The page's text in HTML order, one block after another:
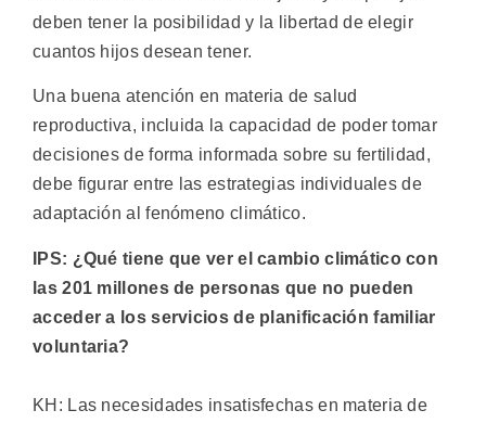
deben tener la posibilidad y la libertad de elegir
cuantos hijos desean tener.
Una buena atención en materia de salud
reproductiva, incluida la capacidad de poder tomar
decisiones de forma informada sobre su fertilidad,
debe figurar entre las estrategias individuales de
adaptación al fenómeno climático.
IPS: ¿Qué tiene que ver el cambio climático con
las 201 millones de personas que no pueden
acceder a los servicios de planificación familiar
voluntaria?
KH: Las necesidades insatisfechas en materia de